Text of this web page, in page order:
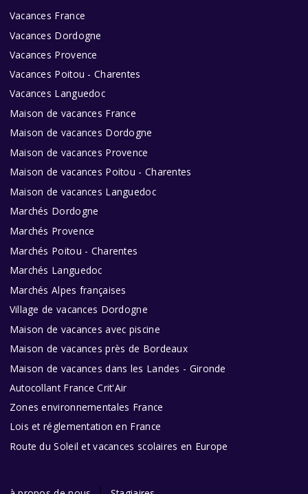
Vacances France
Vacances Dordogne
Vacances Provence
Vacances Poitou - Charentes
Vacances Languedoc
Maison de vacances France
Maison de vacances Dordogne
Maison de vacances Provence
Maison de vacances Poitou - Charentes
Maison de vacances Languedoc
Marchés Dordogne
Marchés Provence
Marchés Poitou - Charentes
Marchés Languedoc
Marchés Alpes françaises
Village de vacances Dordogne
Maison de vacances avec piscine
Maison de vacances près de Bordeaux
Maison de vacances dans les Landes - Gironde
Autocollant France Crit'Air
Zones environnementales France
Lois et réglementation en France
Route du Soleil et vacances scolaires en Europe